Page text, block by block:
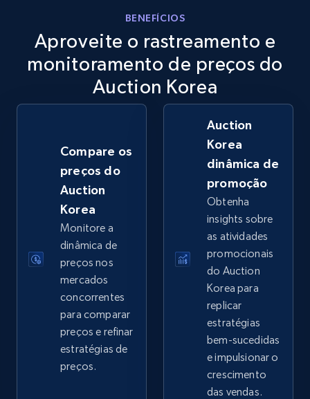
URL, Product id, Title, Seller name, Seller rating,
Seller reviews, Breadcrumbs, Root category, and
more.
2.5K+ 359+ Comece agora
eBay - Gather data on products using
specified keywords
URL, Product id, Title, Seller name, Seller rating,
Seller reviews, Breadcrumbs, Root category, and
more.
2.5K+
eBay - Collect products from shops on eBay
URL, Product id, Title, Seller name, Seller rating,
Seller reviews, Breadcrumbs, Root category, and
BENEFÍCIOS
Aproveite o rastreamento e
monitoramento de preços do
Auction Korea
Compare os
preços do
Auction
Korea
Monitore a
dinâmica de
preços nos
mercados
concorrentes
para comparar
preços e refinar
estratégias de
preços.
Auction
Korea
dinâmica de
promoção
Obtenha
insights sobre
as atividades
promocionais
do Auction
Korea para
replicar
estratégias
bem-sucedidas
e impulsionar o
crescimento
das vendas.